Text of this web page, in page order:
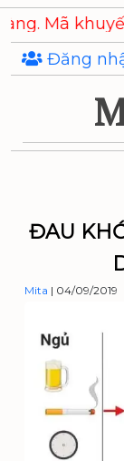
Skip
to
the
content
mãi
Đăng
ĐAU
Mita | 04/09/2019